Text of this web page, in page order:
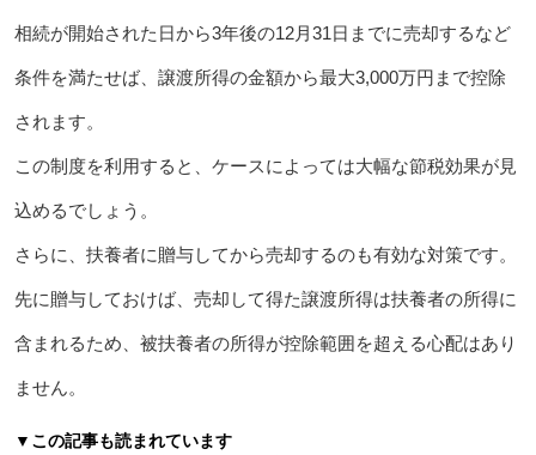
相続が開始された日から3年後の12月31日までに売却するなど
条件を満たせば、譲渡所得の金額から最大3,000万円まで控除
されます。
この制度を利用すると、ケースによっては大幅な節税効果が見
込めるでしょう。
さらに、扶養者に贈与してから売却するのも有効な対策です。
先に贈与しておけば、売却して得た譲渡所得は扶養者の所得に
含まれるため、被扶養者の所得が控除範囲を超える心配はあり
ません。
▼この記事も読まれています